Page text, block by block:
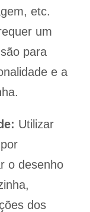
etc.
um
para
e a
Utilizar
o desenho
dos